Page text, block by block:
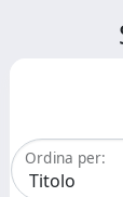
Ordina per: